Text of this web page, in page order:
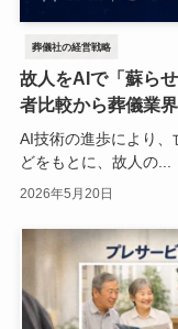
葬儀社の経営戦略
故人をAIで「蘇ら
者比較から葬儀業
AI技術の進歩により
どをもとに、故人の...
2026年5月20日